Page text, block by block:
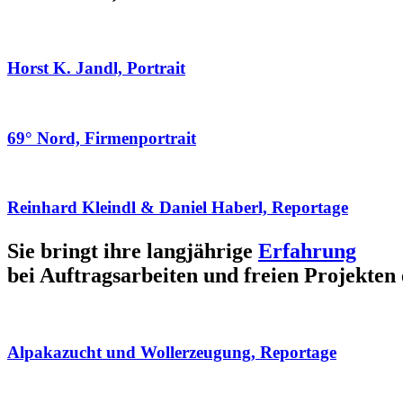
Horst K. Jandl, Portrait
69° Nord, Firmenportrait
Reinhard Kleindl & Daniel Haberl, Reportage
Sie bringt ihre langjährige Erfahrung
bei Auftragsarbeiten und freien Projekten
Alpakazucht und Wollerzeugung, Reportage